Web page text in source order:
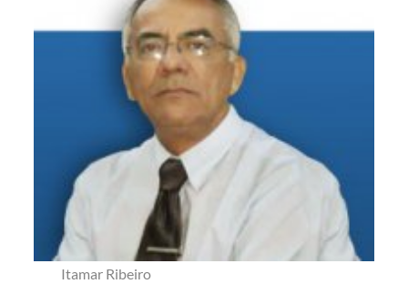
Itamar Ribeiro